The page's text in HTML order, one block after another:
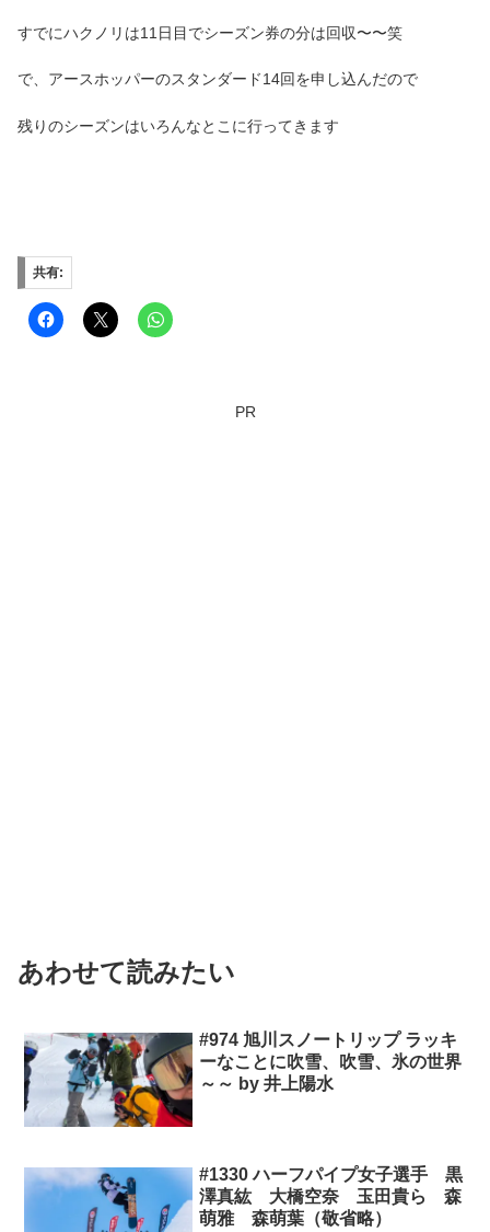
すでにハクノリは11日目でシーズン券の分は回収〜〜笑
で、アースホッパーのスタンダード14回を申し込んだので
残りのシーズンはいろんなとこに行ってきます
共有:
PR
あわせて読みたい
#974 旭川スノートリップ ラッキ
ーなことに吹雪、吹雪、氷の世界
～～ by 井上陽水
#1330 ハーフパイプ女子選手 黒
澤真紘 大橋空奈 玉田貴ら 森
萌雅 森萌葉（敬省略）